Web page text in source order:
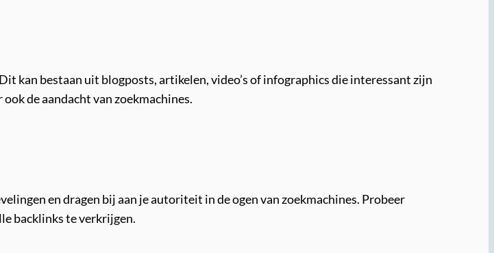
kan bestaan uit blogposts, artikelen, video’s of infographics die interessant zijn
de aandacht van zoekmachines.
en dragen bij aan je autoriteit in de ogen van zoekmachines. Probeer
backlinks te verkrijgen.